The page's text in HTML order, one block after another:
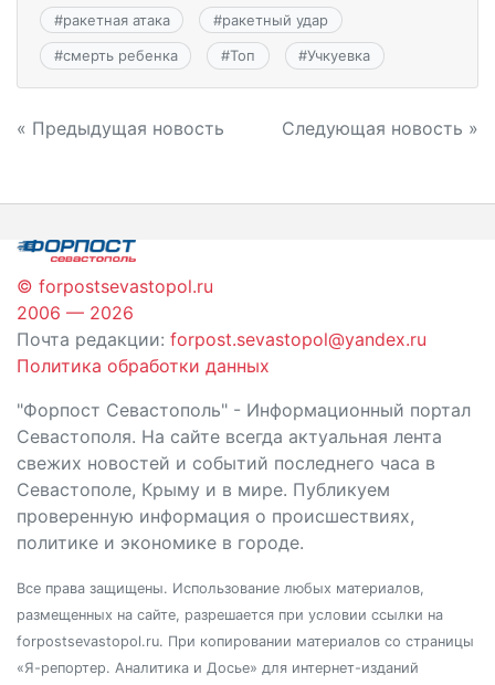
#ракетная атака #ракетный удар
#смерть ребенка #Топ #Учкуевка
Навигация
записям
« Предыдущая новость Следующая новость »
© forpostsevastopol.ru
2006 — 2026
Почта редакции: forpost.sevastopol@yandex.ru
Политика обработки данных
"Форпост Севастополь" - Информационный портал
Севастополя. На сайте всегда актуальная лента
свежих новостей и событий последнего часа в
Севастополе, Крыму и в мире. Публикуем
проверенную информация о происшествиях,
политике и экономике в городе.
Все права защищены. Использование любых материалов,
размещенных на сайте, разрешается при условии ссылки на
forpostsevastopol.ru. При копировании материалов со страницы
«Я-репортер. Аналитика и Досье» для интернет-изданий